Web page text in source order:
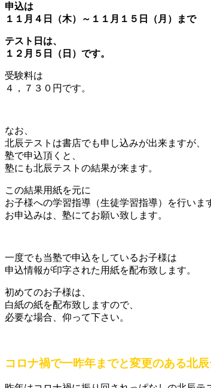
申込は
１１月４日（木）～１１月１５日（月）まで
テスト日は、
１２月５日（日）です。
受験料は
４，７３０円です。
なお、
北辰テストは書店でも申し込みが出来ますが、
塾で申込頂くと、
塾にも北辰テストの結果が来ます。
この結果用紙を元に
お子様への学習指導（生徒学習指導）を行いま
お申込みは、塾にてお願い致します。
一度でも当塾で申込をしているお子様は
申込情報が印字された用紙を配布致します。
初めてのお子様は、
白紙の紙を配布致しますので、
必要な場合、仰って下さい。
コロナ禍で一昨年までと変更のある北辰